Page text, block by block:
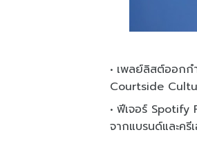
เพลย์ลิสต์ออกก
Courtside
ฟีเจอร์ Spotify
จากแบรนด์และครี